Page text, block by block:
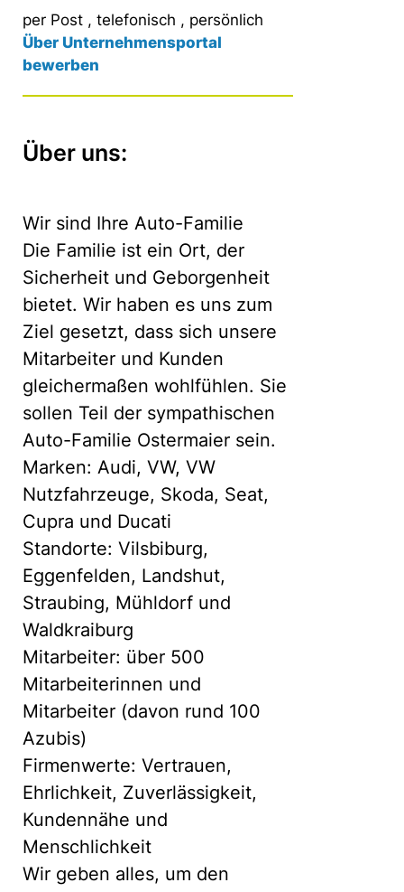
per Post , telefonisch , persönlich
Über Unternehmensportal
bewerben
Über uns:
Wir sind Ihre Auto-Familie
Die Familie ist ein Ort, der
Sicherheit und Geborgenheit
bietet. Wir haben es uns zum
Ziel gesetzt, dass sich unsere
Mitarbeiter und Kunden
gleichermaßen wohlfühlen. Sie
sollen Teil der sympathischen
Auto-Familie Ostermaier sein.
Marken: Audi, VW, VW
Nutzfahrzeuge, Skoda, Seat,
Cupra und Ducati
Standorte: Vilsbiburg,
Eggenfelden, Landshut,
Straubing, Mühldorf und
Waldkraiburg
Mitarbeiter: über 500
Mitarbeiterinnen und
Mitarbeiter (davon rund 100
Azubis)
Firmenwerte: Vertrauen,
Ehrlichkeit, Zuverlässigkeit,
Kundennähe und
Menschlichkeit
Wir geben alles, um den